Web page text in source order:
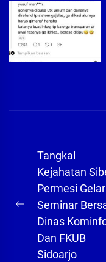
Navigasi
pos
Previous
post:
Tangkal
Kejahatan
Permesi Gelar
Seminar
Dinas
Dan FKUB
Sidoarjo